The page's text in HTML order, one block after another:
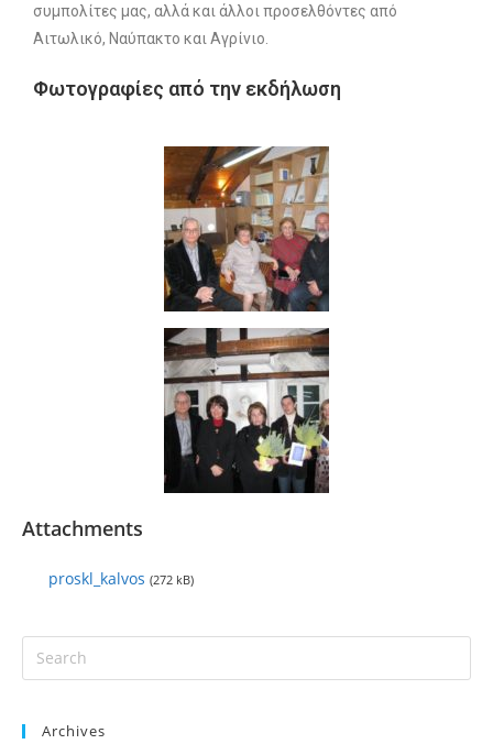
συμπολίτες μας, αλλά και άλλοι προσελθόντες από
Αιτωλικό, Ναύπακτο και Αγρίνιο.
Φωτογραφίες από την εκδήλωση
Attachments
proskl_kalvos (272 kB)
Archives